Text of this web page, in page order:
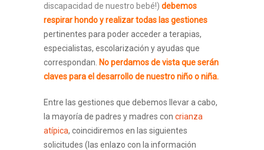
discapacidad de nuestro bebé!) debemos
respirar hondo y realizar todas las gestiones
pertinentes para poder acceder a terapias,
especialistas, escolarización y ayudas que
correspondan. No perdamos de vista que serán
claves para el desarrollo de nuestro niño o niña.
Entre las gestiones que debemos llevar a cabo,
la mayoría de padres y madres con crianza
atípica, coincidiremos en las siguientes
solicitudes (las enlazo con la información